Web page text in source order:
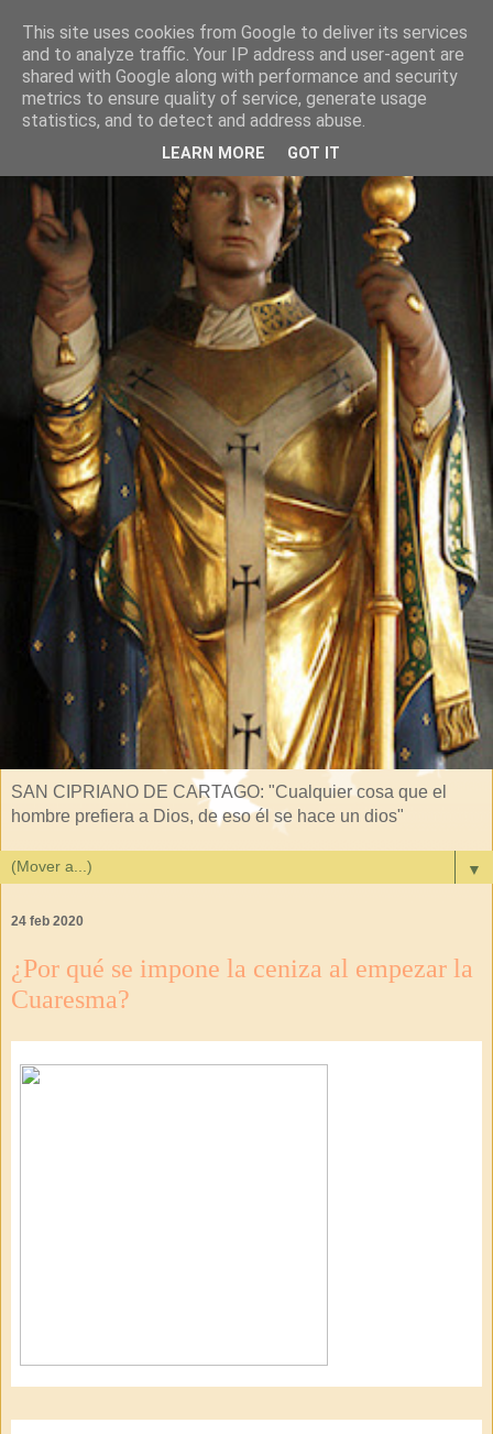
SAN CIPRIANO DE CARTAGO: "Cualquier cosa que el
hombre prefiera a Dios, de eso él se hace un dios"
▼
24 feb 2020
¿Por qué se impone la ceniza al empezar la
Cuaresma?
This site uses cookies from Google to deliver its services
and to analyze traffic. Your IP address and user-agent are
shared with Google along with performance and security
metrics to ensure quality of service, generate usage
statistics, and to detect and address abuse.
LEARN MORE GOT IT